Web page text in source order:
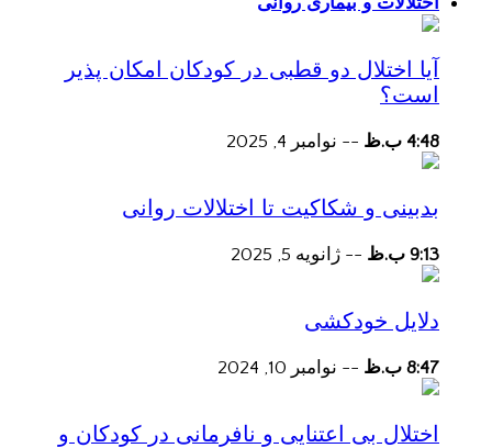
آیا اختلال دو قطبی در کودکان امکان پذیر
است؟
4:48 ب.ظ -- نوامبر 4, 2025
بدبینی و شکاکیت تا اختلالات روانی
9:13 ب.ظ -- ژانویه 5, 2025
دلایل خودکشی
8:47 ب.ظ -- نوامبر 10, 2024
اختلال بی اعتنایی و نافرمانی در کودکان و